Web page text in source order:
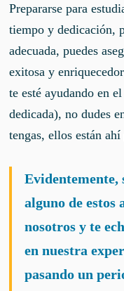
Prepararse para
tiempo y dedicación,
adecuada, puedes
exitosa y
te esté ayudando en
dedicada), no dudes
tengas, ellos están
Evidentemente,
alguno de estos
nosotros y te
en nuestra
pasando un